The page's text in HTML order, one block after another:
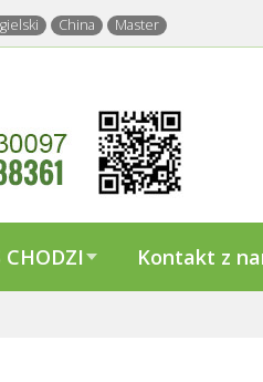
China Master
CHODZI Kontakt z